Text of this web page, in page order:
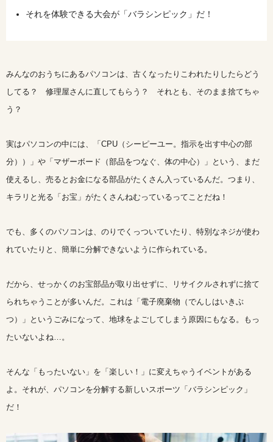
それを体験できる大会が「バラシンピック」だ！
みんなのおうちにあるパソコンは、古くなったりこわれたりしたらどう
してる？ 修理屋さんに直してもらう？ それとも、そのまま捨てちゃ
う？
実はパソコンの中には、「CPU（シーピーユー。指示を出す中心の部
分））」や「マザーボード（部品をつなぐ、体の中心）」という、まだ
使えるし、売るとお金になる部品がたくさん入っているんだ。つまり、
キラリと光る「お宝」がたくさんねむっているってことだね！
でも、多くのパソコンは、のりでくっついていたり、特別なネジが使わ
れていたりと、簡単に分解できないように作られている。
だから、せっかくのお宝部品が取り出せずに、リサイクルされずに捨て
られちゃうことが多いんだ。これは「電子廃棄物（でんしはいきぶ
つ）」というごみになって、地球をよごしてしまう原因にもなる。もっ
たいないよね…。
そんな「もったいない」を「楽しい！」に変えちゃうイベントがある
よ。それが、パソコンを分解する新しいスポーツ「バラシンピック」
だ！